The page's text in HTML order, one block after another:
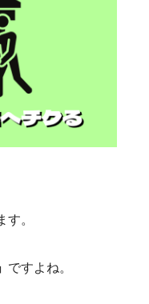
す。
ですよね。